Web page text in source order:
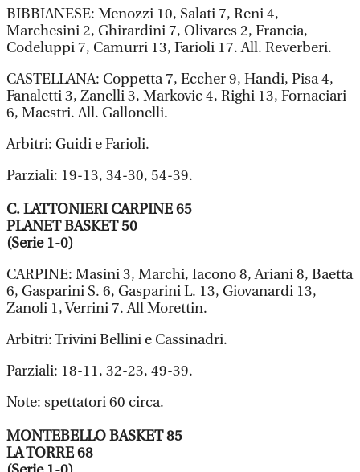
BIBBIANESE: Menozzi 10, Salati 7, Reni 4,
Marchesini 2, Ghirardini 7, Olivares 2, Francia,
Codeluppi 7, Camurri 13, Farioli 17. All. Reverberi.
CASTELLANA: Coppetta 7, Eccher 9, Handi, Pisa 4,
Fanaletti 3, Zanelli 3, Markovic 4, Righi 13, Fornaciari
6, Maestri. All. Gallonelli.
Arbitri: Guidi e Farioli.
Parziali: 19-13, 34-30, 54-39.
C. LATTONIERI CARPINE 65
PLANET BASKET 50
(Serie 1-0)
CARPINE: Masini 3, Marchi, Iacono 8, Ariani 8, Baetta
6, Gasparini S. 6, Gasparini L. 13, Giovanardi 13,
Zanoli 1, Verrini 7. All Morettin.
Arbitri: Trivini Bellini e Cassinadri.
Parziali: 18-11, 32-23, 49-39.
Note: spettatori 60 circa.
MONTEBELLO BASKET 85
LA TORRE 68